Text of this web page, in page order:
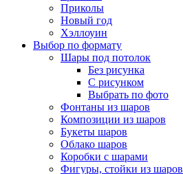
Приколы
Новый год
Хэллоуин
Выбор по формату
Шары под потолок
Без рисунка
С рисунком
Выбрать по фото
Фонтаны из шаров
Композиции из шаров
Букеты шаров
Облако шаров
Коробки с шарами
Фигуры, стойки из шаров